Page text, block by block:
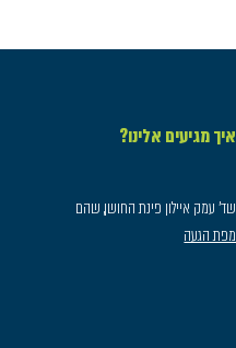
איך מגיעים אלינו?
שד׳ עמק איילון פינת החושן, שהם
מפת הגעה